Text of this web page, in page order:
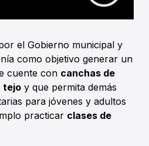
el Gobierno municipal y
como objetivo generar un
cuente con canchas de
tejo y que permita demás
para jóvenes y adultos
practicar clases de